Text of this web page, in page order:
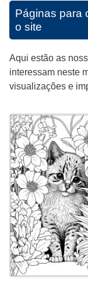
Páginas para
o site
Aqui estão as
interessam neste
visualizações e